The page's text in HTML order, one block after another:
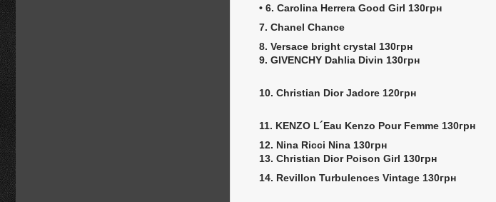
• 6. Carolina Herrera Good Girl 130грн
7. Chanel Chance
8. Versace bright crystal 130грн
9. GIVENCHY Dahlia Divin 130грн
10. Christian Dior Jadore 120грн
11. KENZO L´Eau Kenzo Pour Femme 130грн
12. Nina Ricci Nina 130грн
13. Christian Dior Poison Girl 130грн
14. Revillon Turbulences Vintage 130грн